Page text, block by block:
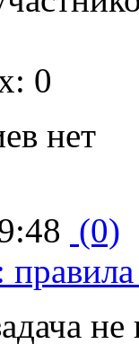
0
нет
(0)
не